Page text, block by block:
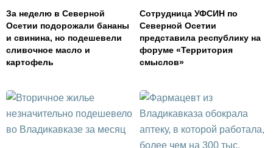
За неделю в Северной
Осетии подорожали бананы
и свинина, но подешевели
сливочное масло и
картофель
Сотрудница УФСИН по
Северной Осетии
представила республику на
форуме «Территория
смыслов»